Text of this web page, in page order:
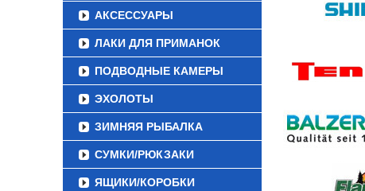
АКСЕССУАРЫ
ЛАКИ ДЛЯ ПРИМАНОК
ПОДВОДНЫЕ КАМЕРЫ
ЭХОЛОТЫ
ЗИМНЯЯ РЫБАЛКА
СУМКИ/РЮКЗАКИ
ЯЩИКИ/КОРОБКИ